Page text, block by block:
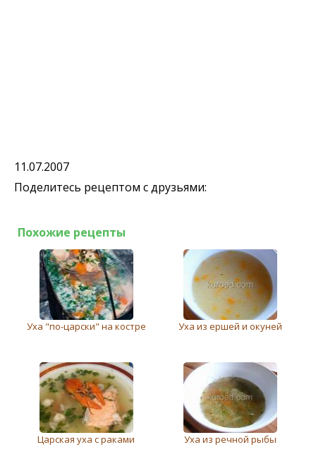
11.07.2007
Поделитесь рецептом с друзьями:
Похожие рецепты
Уха "по-царски" на костре Уха из ершей и окуней
Царская уха с раками Уха из речной рыбы